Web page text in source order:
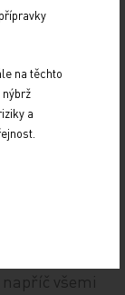
společnosti
všemi
na těchto
a